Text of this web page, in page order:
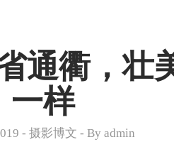
通衢，壮
一样
- 摄影博文 - By admin